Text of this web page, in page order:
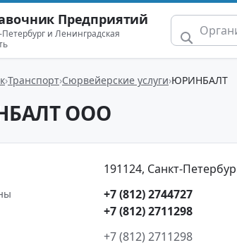
Предприятий
и Ленинградская
Транспорт Сюрвейерские услуги ЮРИНБАЛТ
ООО
191124, Санкт-
+7 (812) 2744727
+7 (812) 2711298
+7 (812) 2711298